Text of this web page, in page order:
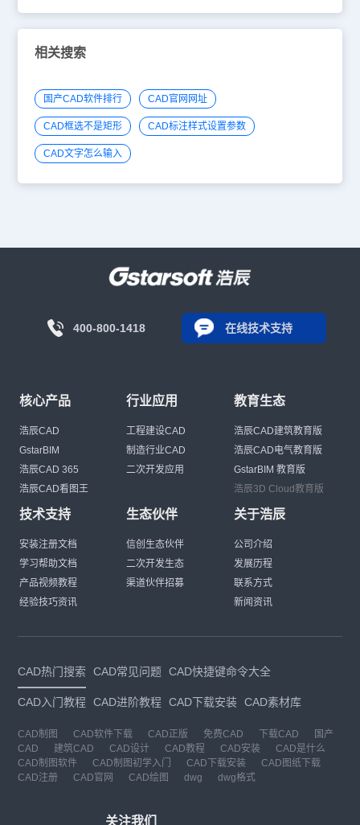
相关搜索
国产CAD软件排行 CAD官网网址
CAD框选不是矩形 CAD标注样式设置参数
CAD文字怎么输入
400-800-1418 在线技术支持
核心产品
浩辰CAD
GstarBIM
浩辰CAD 365
浩辰CAD看图王
行业应用
工程建设CAD
制造行业CAD
二次开发应用
教育生态
浩辰CAD建筑教育版
浩辰CAD电气教育版
GstarBIM 教育版
浩辰3D Cloud教育版
技术支持
安装注册文档
学习帮助文档
产品视频教程
经验技巧资讯
生态伙伴
信创生态伙伴
二次开发生态
渠道伙伴招募
关于浩辰
公司介绍
发展历程
联系方式
新闻资讯
CAD热门搜索 CAD常见问题 CAD快捷键命令大全
CAD入门教程 CAD进阶教程 CAD下载安装 CAD素材库
CAD制图 CAD软件下载 CAD正版 免费CAD 下载CAD
国产
CAD
建筑CAD CAD设计 CAD教程 CAD安装
CAD是什么
CAD制图软件
CAD制图初学入门 CAD下载安装
CAD图纸下载
CAD注册
CAD官网 CAD绘图 dwg dwg格式
关注我们